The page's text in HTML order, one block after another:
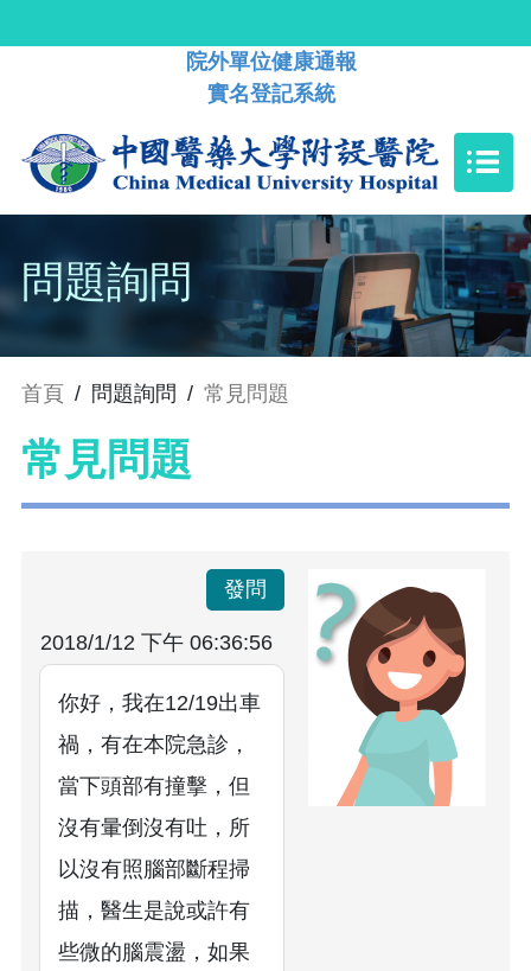
院外單位健康通報
實名登記系統
問題詢問
首頁 / 問題詢問 / 常見問題
常見問題
發問
2018/1/12 下午 06:36:56
你好，我在12/19出車
禍，有在本院急診，
當下頭部有撞擊，但
沒有暈倒沒有吐，所
以沒有照腦部斷程掃
描，醫生是說或許有
些微的腦震盪，如果